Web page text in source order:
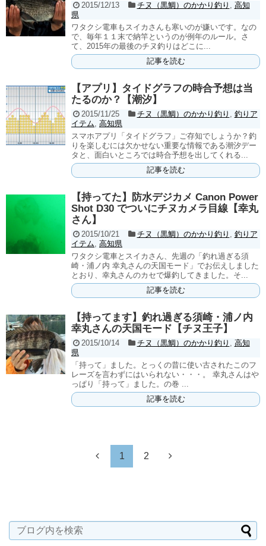
2015/12/13 チヌ（黒鯛）のかかり釣り , 高知
県
ワタクシ電車もスイカさんも寒いのが嫌いです。なの
で、毎年１１末で納竿というのが例年のルール。さ
て、2015年の最後のチヌ釣りはどこに...
記事を読む
【アプリ】タイドグラフの時合予想は当
たるのか？【潮汐】
2015/11/25 チヌ（黒鯛）のかかり釣り , 釣りア
イテム, 高知県
スマホアプリ「タイドグラフ」ご存知でしょうか？釣
りを楽しむには欠かせない重要な情報である潮汐デー
タと、面白いところでは時合予想を出してくれる...
記事を読む
【持ってた】防水デジカメ Canon Power
Shot D30 でついにチヌカメラ目線【幸丸
さん】
2015/10/21 チヌ（黒鯛）のかかり釣り , 釣りア
イテム, 高知県
ワタクシ電車とスイカさん、先週の「釣れ過ぎる須
崎・浦ノ内 幸丸さんの天国モード」でお伝えしました
とおり、幸丸さんのカセで爆釣してきました。そ...
記事を読む
【持ってます】釣れ過ぎる須崎・浦ノ内
幸丸さんの天国モード【チヌ王子】
2015/10/14 チヌ（黒鯛）のかかり釣り , 高知
県
「持って」ました。とっくの昔に使い古されたこのフ
レーズを言わずにはいられない・・・。 幸丸さんはや
っぱり「持って」ました。の巻 ...
記事を読む
1 2